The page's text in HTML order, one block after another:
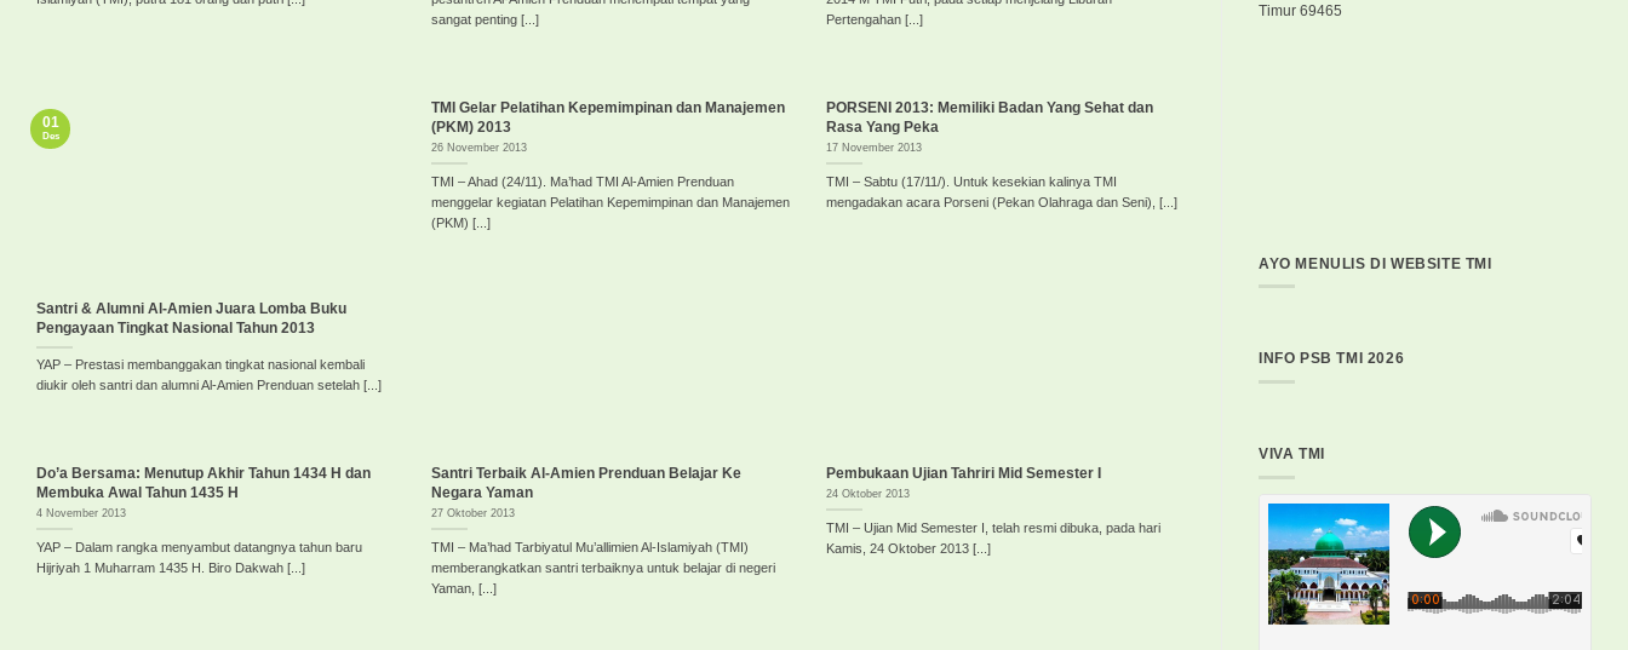
sangat penting [...]
Pertengahan [...]
Santri & Alumni Al-Amien Juara Lomba Buku
Pengayaan Tingkat Nasional Tahun 2013
YAP – Prestasi membanggakan tingkat nasional kembali
diukir oleh santri dan alumni Al-Amien Prenduan setelah [...]
01
Des
TMI Gelar Pelatihan Kepemimpinan dan Manajemen
(PKM) 2013
26 November 2013
TMI – Ahad (24/11). Ma’had TMI Al-Amien Prenduan
menggelar kegiatan Pelatihan Kepemimpinan dan Manajemen
(PKM) [...]
PORSENI 2013: Memiliki Badan Yang Sehat dan
Rasa Yang Peka
17 November 2013
TMI – Sabtu (17/11/). Untuk kesekian kalinya TMI
mengadakan acara Porseni (Pekan Olahraga dan Seni), [...]
Do’a Bersama: Menutup Akhir Tahun 1434 H dan
Membuka Awal Tahun 1435 H
4 November 2013
YAP – Dalam rangka menyambut datangnya tahun baru
Hijriyah 1 Muharram 1435 H. Biro Dakwah [...]
Santri Terbaik Al-Amien Prenduan Belajar Ke
Negara Yaman
27 Oktober 2013
TMI – Ma’had Tarbiyatul Mu’allimien Al-Islamiyah (TMI)
memberangkatkan santri terbaiknya untuk belajar di negeri
Yaman, [...]
Pembukaan Ujian Tahriri Mid Semester I
24 Oktober 2013
TMI – Ujian Mid Semester I, telah resmi dibuka, pada hari
Kamis, 24 Oktober 2013 [...]
Timur 69465
AYO MENULIS DI WEBSITE TMI
INFO PSB TMI 2026
VIVA TMI